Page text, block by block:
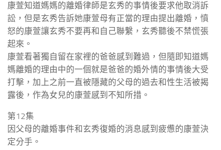
康萱知道媽媽的離婚律師是玄秀的事情後要求他取消訴
訟，但是玄秀告訴她康萱母有正當的理由提出離婚，憤
怒的康萱讓玄秀不要再和自己聯繫，玄秀聽後不禁慌張
起來。
康萱看著獨自留在家裡的爸爸感到難過，但隨即知道媽
媽離婚的理由中的一個就是爸爸的婚外情的事情後大受
打擊，加上之前一直被隱藏的父母的過去和性生活被揭
露後，作為女兒的康萱感到不知所措。
第12集
因父母的離婚事件和玄秀復婚的消息感到疲憊的康萱決
定分手。